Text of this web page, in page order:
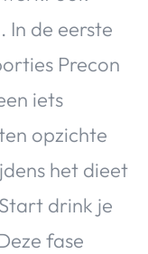
. In de eerste
Precon
iets
opzichte
het dieet
drink je
fase